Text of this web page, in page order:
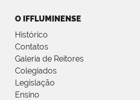
O IFFLUMINENSE
Histórico
Contatos
Galeria de Reitores
Colegiados
Legislação
Ensino